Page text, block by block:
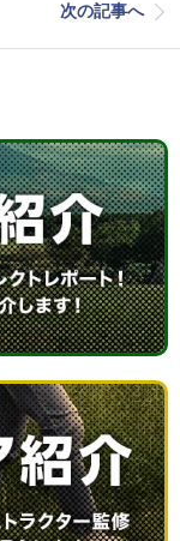
次の記事へ